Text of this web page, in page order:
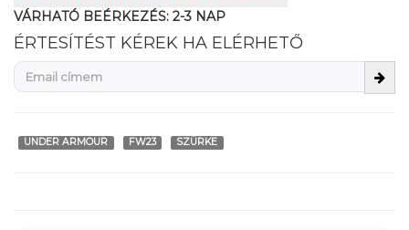
VÁRHATÓ BEÉRKEZÉS: 2-3 NAP
ÉRTESÍTÉST KÉREK HA ELÉRHETŐ
UNDER ARMOUR FW23 SZÜRKE